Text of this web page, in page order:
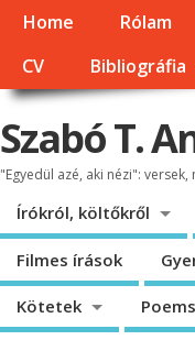
Home Rólam
CV
Bibliográfia
Szabó T.
"Egyedül azé, aki nézi":
Írókról, költőkről
Filmes írások
Kötetek Poems